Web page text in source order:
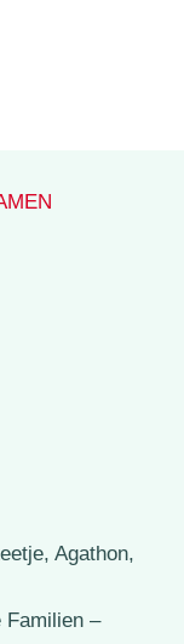
Agathon,
Familien –